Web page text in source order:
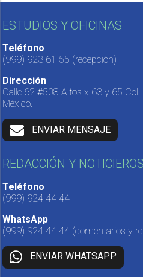
ESTUDIOS Y OFICINAS
Teléfono
(999) 923 61 55 (recepción)
Dirección
Calle 62 #508 Altos x 63 y 65 Col.
México.
ENVIAR MENSAJE
REDACCIÓN Y NOTICIEROS
Teléfono
(999) 924 44 44
WhatsApp
(999) 924 44 44 (comentarios y
ENVIAR WHATSAPP